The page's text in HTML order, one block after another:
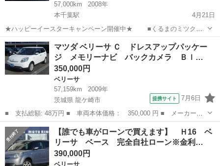
57,000km
2008年
本千葉駅
4月21日
★ハッピーイースターキャンペーン開催中★ ■くるまのミツクニ
の「自社ローン」について
当社で販売する車両全てが自社ローンの対象です。 通常、中古車をオ
ートローンで購入される際は...
千葉 千葉市 本千葉駅 ベリーサ
マツダ ベリーサ Ｃ ドレスアップパッケー
ジ メモリーナビ バックカメラ Ｂｌ…
350,000円
ベリーサ
57,159km
2009年
茨城県 龍ケ崎市
提携サイト 7月6日
■ 支払総額: 48万円 ■ 車両本体価格： 350,000 円 ■ メーカー
名： マツダ ■ 車種名： ベリーサ ■ グレード名： Ｃ ドレス
アップパッケージ メモリーナビ バックカメラ Ｂｌｕｅｔｏｏｔ
ｈ ワンセグ ス...
茨城 龍ケ崎市 ベリーサ
【誰でも車がローンで買えます】 Ｈ16 ベ
リーサ ベース 完全自社ローン※金利…
390,000円
ベリーサ